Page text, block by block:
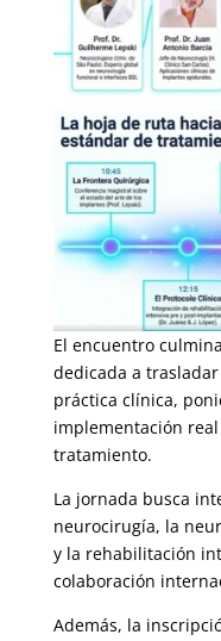
El encuentro
dedicada a
práctica clínica,
implementación
tratamiento.
La jornada busca
neurocirugía, la
y la rehabilitación
colaboración
Además, la